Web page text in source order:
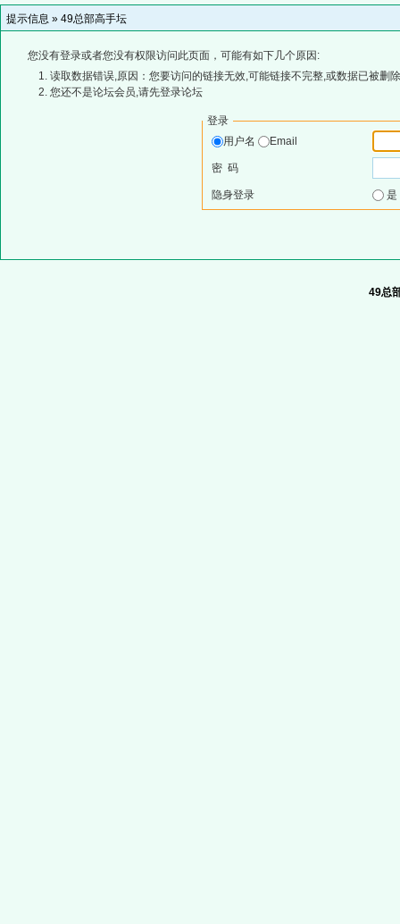
提示信息 » 49总部高手坛
您没有登录或者您没有权限访问此页面，可能有如下几个原因:
读取数据错误,原因：您要访问的链接无效,可能链接不完整,或数据已被删
您还不是论坛会员,请先登录论坛
登录
用户名
Email
密 码
隐身登录
49总